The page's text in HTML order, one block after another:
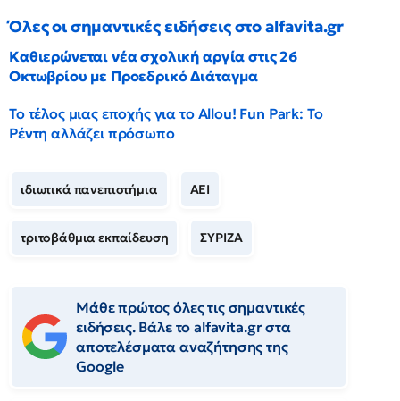
Όλες οι σημαντικές ειδήσεις στο alfavita.gr
Καθιερώνεται νέα σχολική αργία στις 26
Οκτωβρίου με Προεδρικό Διάταγμα
Το τέλος μιας εποχής για το Allou! Fun Park: Το
Ρέντη αλλάζει πρόσωπο
ιδιωτικά πανεπιστήμια ΑΕΙ
τριτοβάθμια εκπαίδευση ΣΥΡΙΖΑ
Μάθε πρώτος όλες τις σημαντικές
ειδήσεις. Βάλε το alfavita.gr στα
αποτελέσματα αναζήτησης της
Google